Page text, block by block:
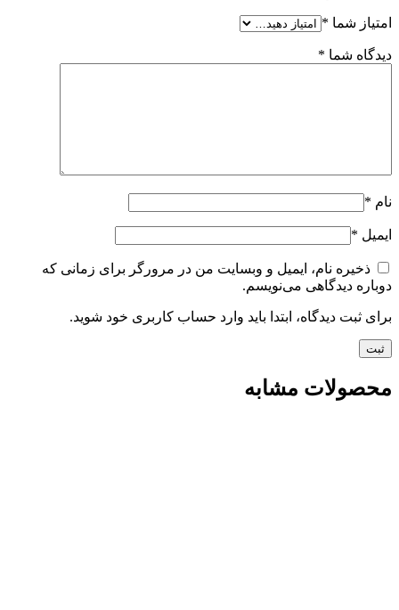
امتیاز شما *
دیدگاه شما *
نام *
ایمیل *
ذخیره نام، ایمیل و وبسایت من در مرورگر برای زمانی که
دوباره دیدگاهی می‌نویسم.
برای ثبت دیدگاه، ابتدا باید وارد حساب کاربری خود شوید.
محصولات مشابه